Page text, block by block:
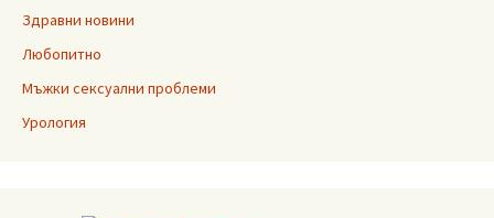
Здравни новини
Любопитно
Мъжки сексуални проблеми
Урология